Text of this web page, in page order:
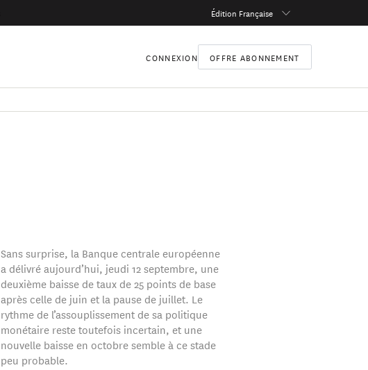
Édition Française
CONNEXION OFFRE ABONNEMENT
Sans surprise, la Banque centrale européenne
a délivré aujourd’hui, jeudi 12 septembre, une
deuxième baisse de taux de 25 points de base
après celle de juin et la pause de juillet. Le
rythme de l’assouplissement de sa politique
monétaire reste toutefois incertain, et une
nouvelle baisse en octobre semble à ce stade
peu probable.